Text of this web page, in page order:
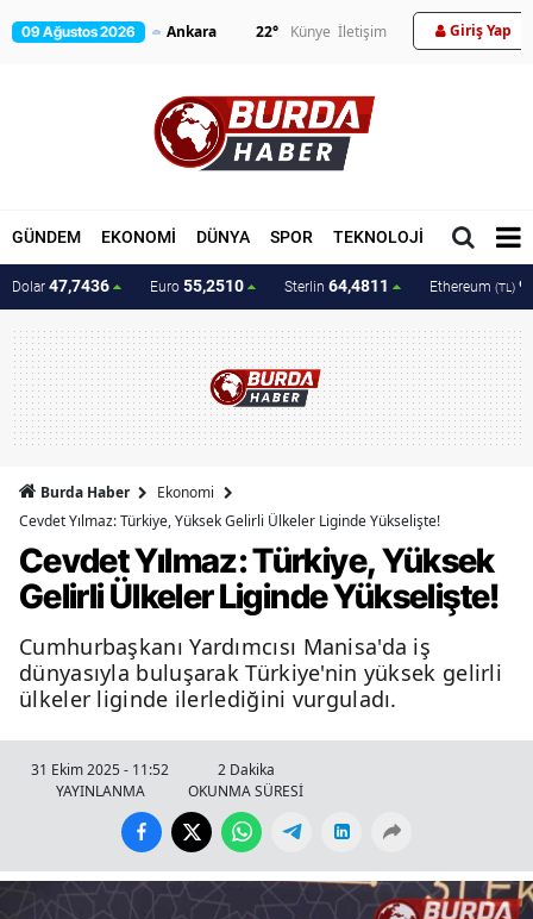
09 Ağustos 2026 22° Künye İletişim Giriş Yap
GÜNDEM EKONOMİ DÜNYA SPOR TEKNOLOJİ MAGAZİN
Dolar 47,7436 Euro 55,2510 Sterlin 64,4811 Ethereum (TL)
Burda Haber
Ekonomi
Cevdet Yılmaz: Türkiye, Yüksek Gelirli Ülkeler Liginde Yükselişte!
Cevdet Yılmaz: Türkiye, Yüksek
Gelirli Ülkeler Liginde Yükselişte!
Cumhurbaşkanı Yardımcısı Manisa'da iş
dünyasıyla buluşarak Türkiye'nin yüksek gelirli
ülkeler liginde ilerlediğini vurguladı.
31 Ekim 2025 - 11:52
YAYINLANMA
2 Dakika
OKUNMA SÜRESİ